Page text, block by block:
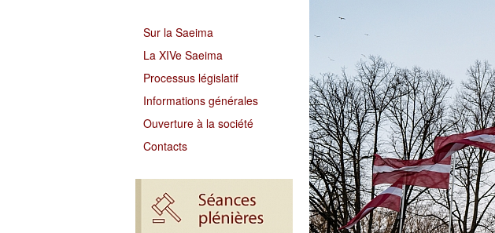
Sur la Saeima
La XIVe Saeima
Processus législatif
Informations générales
Ouverture à la société
Contacts